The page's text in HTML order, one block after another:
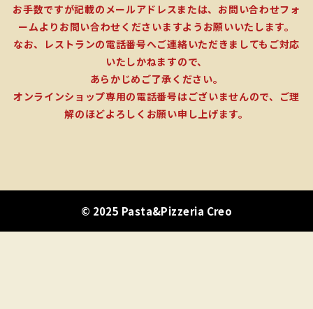
お手数ですが記載のメールアドレスまたは、お問い合わせフォ
ームよりお問い合わせくださいますようお願いいたします。
なお、レストランの電話番号へご連絡いただきましてもご対応
いたしかねますので、
あらかじめご了承ください。
オンラインショップ専用の電話番号はございませんので、ご理
解のほどよろしくお願い申し上げます。
© 2025 Pasta&Pizzeria Creo